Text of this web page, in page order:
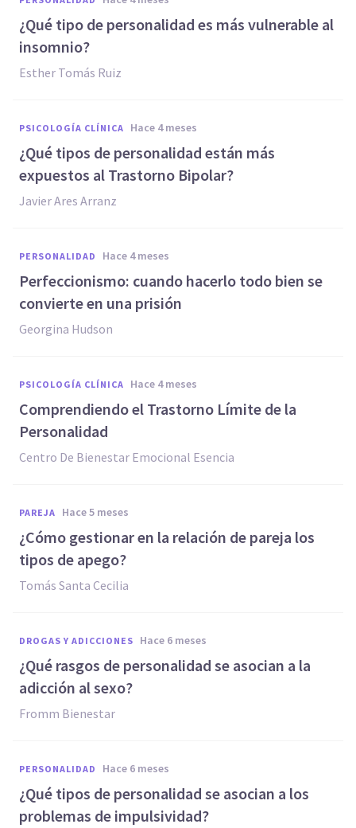
¿Qué tipo de personalidad es más vulnerable al
insomnio?
Esther Tomás Ruiz
PSICOLOGÍA CLÍNICA hace 4 meses
¿Qué tipos de personalidad están más
expuestos al Trastorno Bipolar?
Javier Ares Arranz
PERSONALIDAD hace 4 meses
Perfeccionismo: cuando hacerlo todo bien se
convierte en una prisión
Georgina Hudson
PSICOLOGÍA CLÍNICA hace 4 meses
Comprendiendo el Trastorno Límite de la
Personalidad
Centro De Bienestar Emocional Esencia
PAREJA hace 5 meses
¿Cómo gestionar en la relación de pareja los
tipos de apego?
Tomás Santa Cecilia
DROGAS Y ADICCIONES hace 6 meses
¿Qué rasgos de personalidad se asocian a la
adicción al sexo?
Fromm Bienestar
PERSONALIDAD hace 6 meses
¿Qué tipos de personalidad se asocian a los
problemas de impulsividad?